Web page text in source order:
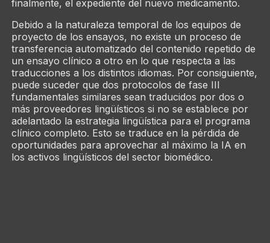
finalmente, el expediente del nuevo medicamento.
Debido a la naturaleza temporal de los equipos de
proyecto de los ensayos, no existe un proceso de
transferencia automatizado del contenido repetido de
un ensayo clínico a otro en lo que respecta a las
traducciones a los distintos idiomas. Por consiguiente,
puede suceder que dos protocolos de fase III
fundamentales similares sean traducidos por dos o
más proveedores lingüísticos si no se establece por
adelantado la estrategia lingüística para el programa
clínico completo. Esto se traduce en la pérdida de
oportunidades para aprovechar al máximo la IA en
los activos lingüísticos del sector biomédico.